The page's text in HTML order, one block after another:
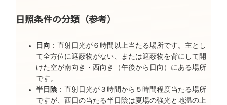
日照条件の分類（参考）
日向 ：直射日光が６時間以上当たる場所です。主とし
て全方位に遮蔽物がない、または遮蔽物を背にして開
けた空が南向き・西向き（午後から日向）にある場所
です。
半日陰 ：直射日光が３時間から５時間程度当たる場所
ですが、西日の当たる半日陰は夏場の強光と地温の上